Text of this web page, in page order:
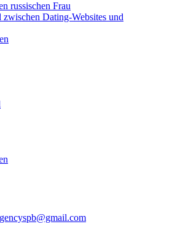
russischen Frau
zwischen Dating-Websites und